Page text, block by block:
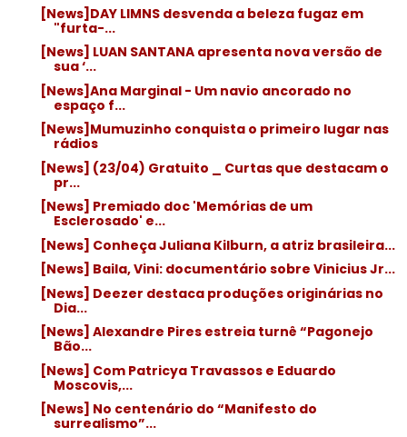
[News]DAY LIMNS desvenda a beleza fugaz em
"furta-...
[News] LUAN SANTANA apresenta nova versão de
sua ‘...
[News]Ana Marginal - Um navio ancorado no
espaço f...
[News]Mumuzinho conquista o primeiro lugar nas
rádios
[News] (23/04) Gratuito _ Curtas que destacam o
pr...
[News] Premiado doc 'Memórias de um
Esclerosado' e...
[News] Conheça Juliana Kilburn, a atriz brasileira...
[News] Baila, Vini: documentário sobre Vinicius Jr...
[News] Deezer destaca produções originárias no
Dia...
[News] Alexandre Pires estreia turnê “Pagonejo
Bão...
[News] Com Patricya Travassos e Eduardo
Moscovis,...
[News] No centenário do “Manifesto do
surrealismo”...